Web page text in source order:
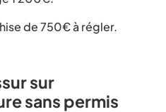
de 750€ à régler.
sur
sans permis